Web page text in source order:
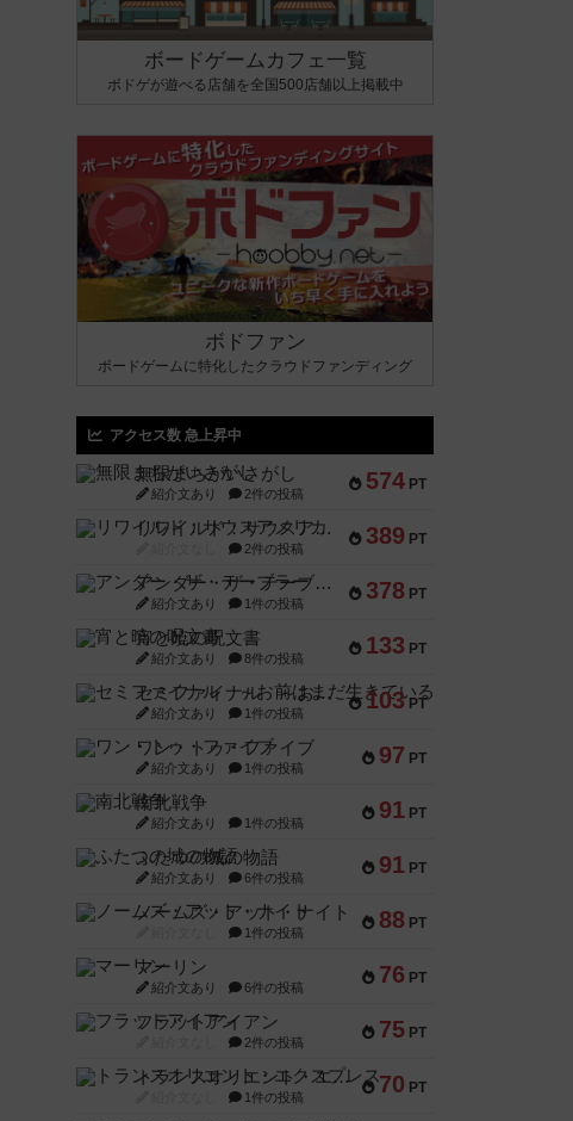
ボードゲームカフェ一覧
ボドゲが遊べる店舗を全国500店舗以上掲載中
ボドファン
ボードゲームに特化したクラウドファンディング
アクセス数 急上昇中
574 PT
無限まちがいさがし
紹介文あり 2件の投稿
389 PT
リワイルド：サウスアメリカ
2件の投稿
378 PT
アンダー・ザ・テーブラー
紹介文あり 1件の投稿
133 PT
宵と暁の呪文書
紹介文あり 8件の投稿
103 PT
セミファイナル ～お前はまだ生きている～
紹介文あり 1件の投稿
97 PT
ワン・トゥ・ファイブ
紹介文あり 1件の投稿
91 PT
南北戦争
紹介文あり 1件の投稿
91 PT
ふたつの城の物語
紹介文あり 6件の投稿
88 PT
ノームズ・アット・ナイト
1件の投稿
76 PT
マーリン
紹介文あり 6件の投稿
75 PT
フラットアイアン
2件の投稿
70 PT
トランスオリエント・エクスプレス
1件の投稿